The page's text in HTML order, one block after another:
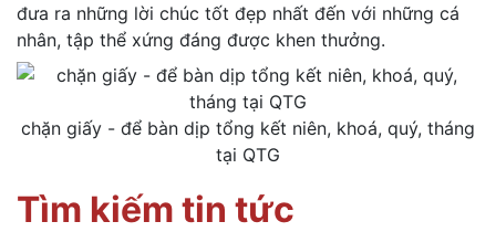
đưa ra những lời chúc tốt đẹp nhất đến với những cá
nhân, tập thể xứng đáng được khen thưởng.
chặn giấy - để bàn dịp tổng kết niên, khoá, quý, tháng
tại QTG
Tìm kiếm tin tức